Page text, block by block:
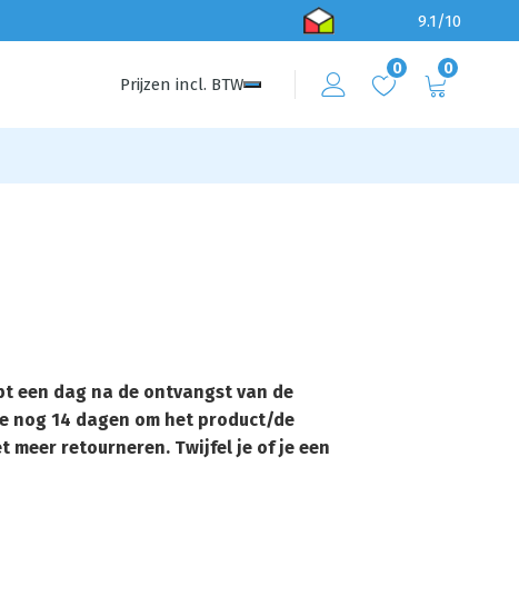
9.1/10
Prijzen incl. BTW
0 0
een dag na de ontvangst van de
nog 14 dagen om het product/de
retourneren. Twijfel je of je een